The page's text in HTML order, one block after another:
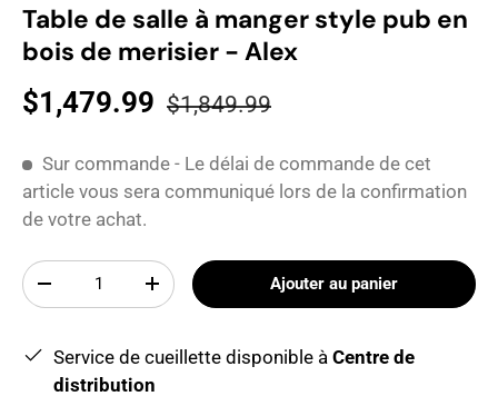
Table de salle à manger style pub en
bois de merisier - Alex
$1,479.99 $1,849.99
Sur commande - Le délai de commande de cet
article vous sera communiqué lors de la confirmation
de votre achat.
Qté
+ Ajouter au panier
Service de cueillette disponible à Centre de
distribution